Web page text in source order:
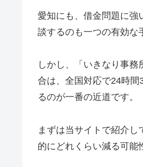
愛知にも、借金問題に強
談するのも一つの有効な
しかし、「いきなり事
合は、全国対応で24時
るのが一番の近道です。
まずは当サイトで紹介
的にどれくらい減る可能